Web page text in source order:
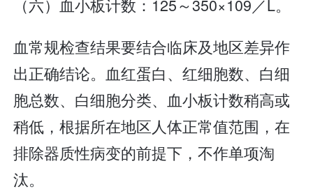
（六）血小板计数：125～350×109／L。
血常规检查结果要结合临床及地区差异作
出正确结论。血红蛋白、红细胞数、白细
胞总数、白细胞分类、血小板计数稍高或
稍低，根据所在地区人体正常值范围，在
排除器质性病变的前提下，不作单项淘
汰。